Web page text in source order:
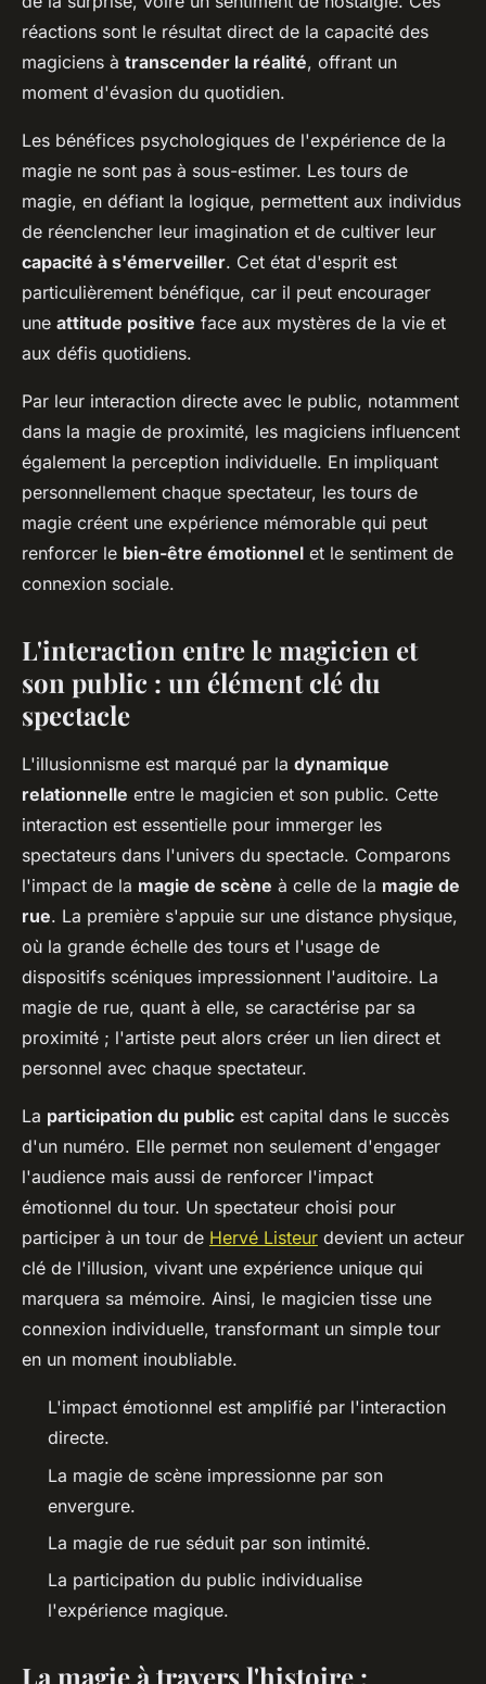
réactions sont le résultat direct de la capacité des
magiciens à transcender la réalité, offrant un
moment d'évasion du quotidien.
Les bénéfices psychologiques de l'expérience de la
magie ne sont pas à sous-estimer. Les tours de
magie, en défiant la logique, permettent aux individus
de réenclencher leur imagination et de cultiver leur
capacité à s'émerveiller. Cet état d'esprit est
particulièrement bénéfique, car il peut encourager
une attitude positive face aux mystères de la vie et
aux défis quotidiens.
Par leur interaction directe avec le public, notamment
dans la magie de proximité, les magiciens influencent
également la perception individuelle. En impliquant
personnellement chaque spectateur, les tours de
magie créent une expérience mémorable qui peut
renforcer le bien-être émotionnel et le sentiment de
connexion sociale.
L'interaction entre le magicien et
son public : un élément clé du
spectacle
L'illusionnisme est marqué par la dynamique
relationnelle entre le magicien et son public. Cette
interaction est essentielle pour immerger les
spectateurs dans l'univers du spectacle. Comparons
l'impact de la magie de scène à celle de la magie de
rue. La première s'appuie sur une distance physique,
où la grande échelle des tours et l'usage de
dispositifs scéniques impressionnent l'auditoire. La
magie de rue, quant à elle, se caractérise par sa
proximité ; l'artiste peut alors créer un lien direct et
personnel avec chaque spectateur.
La participation du public est capital dans le succès
d'un numéro. Elle permet non seulement d'engager
l'audience mais aussi de renforcer l'impact
émotionnel du tour. Un spectateur choisi pour
participer à un tour de Hervé Listeur devient un acteur
clé de l'illusion, vivant une expérience unique qui
marquera sa mémoire. Ainsi, le magicien tisse une
connexion individuelle, transformant un simple tour
en un moment inoubliable.
L'impact émotionnel est amplifié par l'interaction
directe.
La magie de scène impressionne par son
envergure.
La magie de rue séduit par son intimité.
La participation du public individualise
l'expérience magique.
La magie à travers l'histoire :